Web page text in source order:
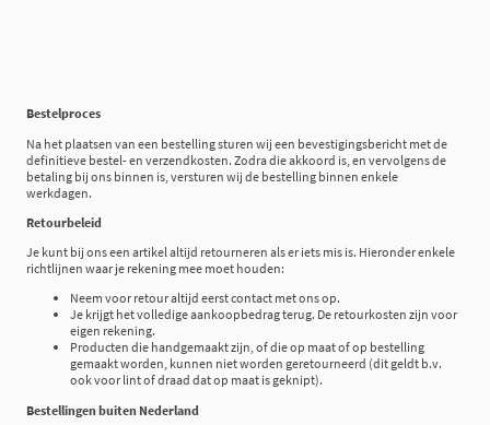
Bestelproces
Na het plaatsen van een bestelling sturen wij een bevestigingsbericht met de
definitieve bestel- en verzendkosten. Zodra die akkoord is, en vervolgens de
betaling bij ons binnen is, versturen wij de bestelling binnen enkele
werkdagen.
Retourbeleid
Je kunt bij ons een artikel altijd retourneren als er iets mis is. Hieronder enkele
richtlijnen waar je rekening mee moet houden:
Neem voor retour altijd eerst contact met ons op.
Je krijgt het volledige aankoopbedrag terug. De retourkosten zijn voor
eigen rekening.
Producten die handgemaakt zijn, of die op maat of op bestelling
gemaakt worden, kunnen niet worden geretourneerd (dit geldt b.v.
ook voor lint of draad dat op maat is geknipt).
Bestellingen buiten Nederland